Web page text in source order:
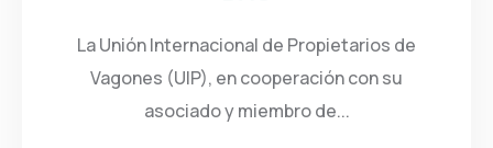
La Unión Internacional de Propietarios de
Vagones (UIP), en cooperación con su
asociado y miembro de...